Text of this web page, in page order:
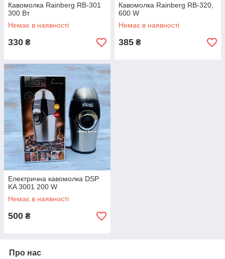
Кавомолка Rainberg RB-301
300 Вт
Немає в наявності
330 ₴
Кавомолка Rainberg RB-320,
600 W
Немає в наявності
385 ₴
Електрична кавомолка DSP
KA 3001 200 W
Немає в наявності
500 ₴
Про нас